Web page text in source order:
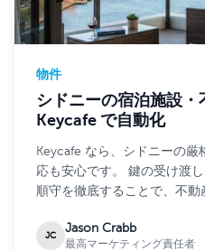
物件
シドニーの宿泊施設・
Keycafe で自動化
Keycafe なら、シドニーの
応も安心です。 鍵の受け渡
順守を徹底することで、不動
JC
Jason Crabb
最高マーケティング責任者